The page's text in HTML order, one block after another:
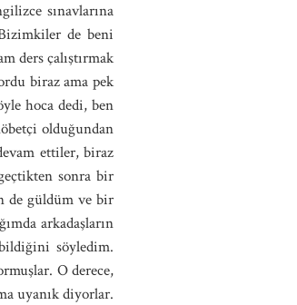
sınavlarına
de beni
ders çalıştırmak
biraz ama pek
hoca dedi, ben
olduğundan
ettiler, biraz
sonra bir
de güldüm ve bir
arkadaşların
söyledim.
O derece,
uyanık diyorlar.